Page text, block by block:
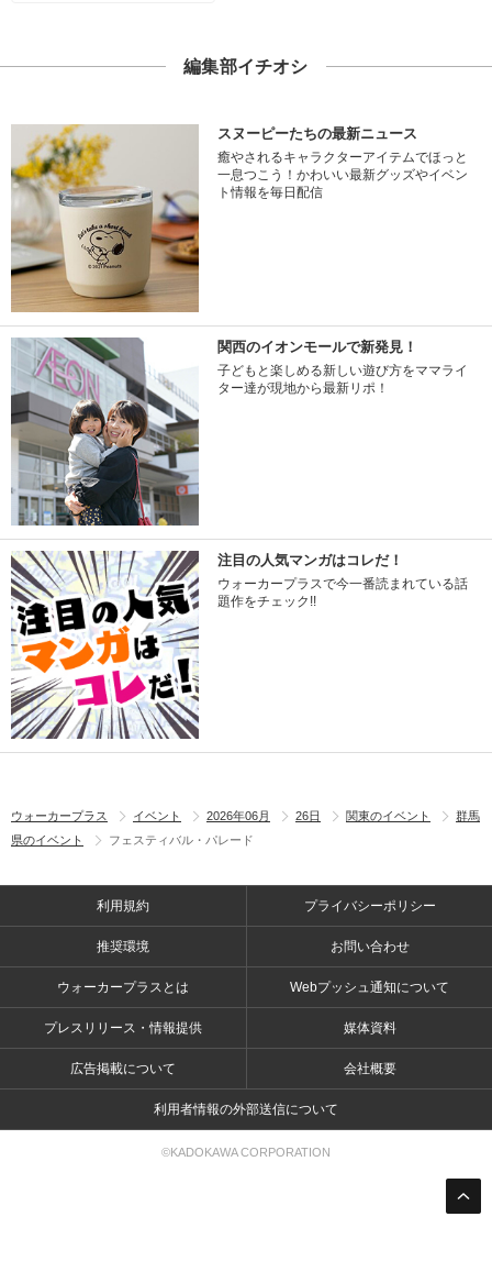
編集部イチオシ
スヌーピーたちの最新ニュース
癒やされるキャラクターアイテムでほっと
一息つこう！かわいい最新グッズやイベン
ト情報を毎日配信
関西のイオンモールで新発見！
子どもと楽しめる新しい遊び方をママライ
ター達が現地から最新リポ！
注目の人気マンガはコレだ！
ウォーカープラスで今一番読まれている話
題作をチェック!!
ウォーカープラス イベント 2026年06月 26日 関東のイベント
群馬
県のイベント
フェスティバル・パレード
利用規約 プライバシーポリシー
推奨環境 お問い合わせ
ウォーカープラスとは Webプッシュ通知について
プレスリリース・情報提供 媒体資料
広告掲載について 会社概要
利用者情報の外部送信について
©KADOKAWA CORPORATION